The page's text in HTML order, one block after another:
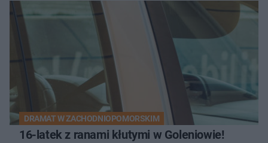
DRAMAT W ZACHODNIOPOMORSKIM
16-latek z ranami kłutymi w Goleniowie!